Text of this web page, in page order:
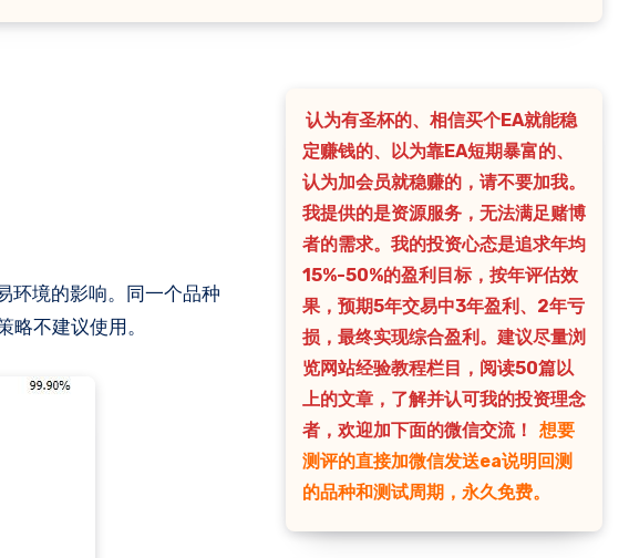
不建议使用。
认为有圣杯的、相信买个EA就能稳
定赚钱的、以为靠EA短期暴富的、
认为加会员就稳赚的，请不要加我。
我提供的是资源服务，无法满足赌博
者的需求。我的投资心态是追求年均
15%-50%的盈利目标，按年评估效
果，预期5年交易中3年盈利、2年亏
损，最终实现综合盈利。建议尽量浏
览网站经验教程栏目，阅读50篇以
上的文章，了解并认可我的投资理念
者，欢迎加下面的微信交流！
想要
测评的直接加微信发送ea说明回测
的品种和测试周期，永久免费。